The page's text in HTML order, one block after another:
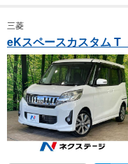
三菱
eKスペースカスタム T